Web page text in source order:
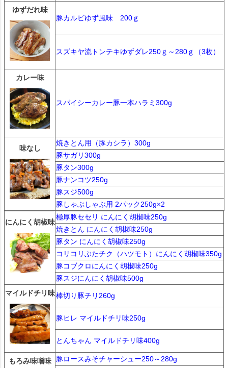
ゆずだれ味
豚カルビゆず風味 200ｇ
スズキヤ流トンテキゆずダレ250ｇ～280ｇ（3枚）
カレー味
スパイシーカレー豚一本ハラミ300g
味なし
焼きとん用（豚カシラ）300g
豚サガリ300g
豚タン300g
豚ナンコツ250g
豚スジ500g
豚しゃぶしゃぶ用 2パック250g×2
にんにく胡椒味
極厚豚セセリ にんにく胡椒味250g
焼きとん にんにく胡椒味250g
豚タン にんにく胡椒味250g
コリコリぶたチク（ハツモト）にんにく胡椒味350g
豚コブクロにんにく胡椒味250g
豚スジにんにく胡椒味500g
マイルドチリ味棒切り豚チリ260g
豚ヒレ マイルドチリ味250g
とんちゃん マイルドチリ味400g
もろみ味噌味
豚ロースみそチャーシュー250～280g